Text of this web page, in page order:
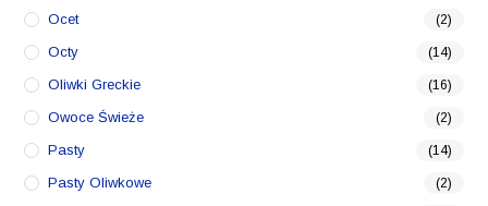
Ocet (2)
Octy (14)
Oliwki Greckie (16)
Owoce Świeże (2)
Pasty (14)
Pasty Oliwkowe (2)